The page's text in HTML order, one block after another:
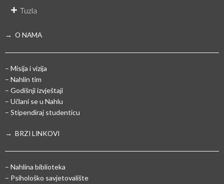
Tuzla
→ O NAMA
– Misija i vizija
– Nahlin tim
– Godišnji izvještaji
– Učlani se u Nahlu
– Stipendiraj studenticu
→ BRZI LINKOVI
– Nahlina biblioteka
– Psihološko savjetovalište